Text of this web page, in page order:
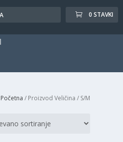
0 STAVKI
Početna / Proizvod Veličina / S/M